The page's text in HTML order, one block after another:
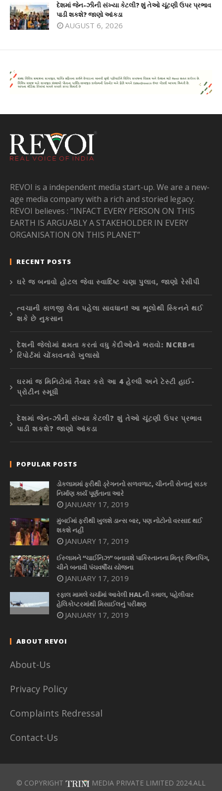
દેશમાં જેન-ઝીની સંખ્યા કેટલી? શું તેઓ ચૂંટણી ઉપર પ્રભાવ
પાડી શકશે? જાણો આંકડા
AUGUST 6, 2026
REVOI is a independent media start-up. We are a new-
age media company with a rich and storied legacy.
REVOI believes : “INFACT EVERY PERSON ON THIS
EARTH IS ARGUABLY A STAKEHOLDER IN EVERY
ORGANISATION ON THIS PLANET”
RECENT POSTS
ઘરે જ બનાવો હોટલ જેવા સ્વાદિષ્ટ ચણા પુલાવ, જાણો રેસીપી
ત્વચાની કાળજી લેતા પહેલા સાવધાન! આ ભૂલોથી સ્કિનને થઈ
શકે છે નુકસાન
દેશની જેલોમાં ક્ષમતા કરતાં વધુ કેદીઓનો ભરાવો: NCRBના
રિપોર્ટમાં ચોંકાવનારો ખુલાસો
ઘરમાં જ મિનિટોમાં તૈયાર કરો આ 4 હેલ્ધી અને ટેસ્ટી હાઈ-
પ્રોટીન સ્મૂધી
દેશમાં જેન-ઝીની સંખ્યા કેટલી? શું તેઓ ચૂંટણી ઉપર પ્રભાવ
પાડી શકશે? જાણો આંકડા
POPULAR POSTS
ડોકલામમાં ફરીથી ડ્રેગનનો સળવળાટ, ચીનની સેનાનું સડક
નિર્માણ કાર્ય પૂર્ણતાના આરે
JANUARY 17, 2019
મુંબઈમાં ફરીથી ખુલશે ડાન્સ બાર, પણ નોટોનો વરસાદ થઈ
શકશે નહીં
JANUARY 17, 2019
ઈસ્લામને “ચાઈનિઝ” બનાવશે પાકિસ્તાનના મિત્ર જિનપિંગ,
ચીને બનાવી પંચવર્ષીય યોજના
JANUARY 17, 2019
રફાલ મામલે ચર્ચામાં આવેલી HALની કમાલ, પહેલીવાર
હેલિકોપ્ટરમાંથી મિસાઈલનું પરીક્ષણ
JANUARY 17, 2019
ABOUT REVOI
About-Us
Privacy Policy
Complaints Redressal
Contact-Us
© COPYRIGHT
MEDIA PRIVATE LIMITED 2024.ALL